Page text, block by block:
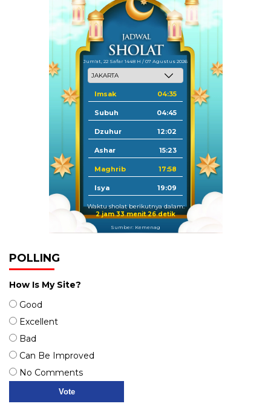
Jum'at, 22 Safar 1448 H / 07 Agustus 2026
Imsak 04:35
Subuh 04:45
Dzuhur 12:02
Ashar 15:23
Maghrib 17:58
Isya 19:09
Waktu sholat berikutnya dalam:
2 jam 33 menit 26 detik
Sumber: Kemenag
POLLING
How Is My Site?
Good
Excellent
Bad
Can Be Improved
No Comments